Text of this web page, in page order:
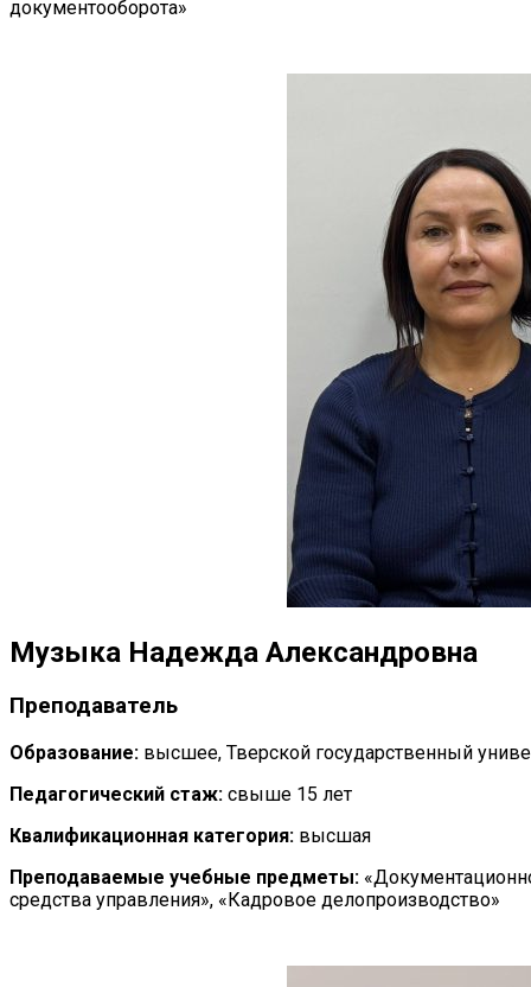
документооборота»
Музыка Надежда Александровна
Преподаватель
Образование: высшее, Тверской государственный
Педагогический стаж: свыше 15 лет
Квалификационная категория: высшая
Преподаваемые учебные предметы:
средства управления», «Кадровое делопроизводство»